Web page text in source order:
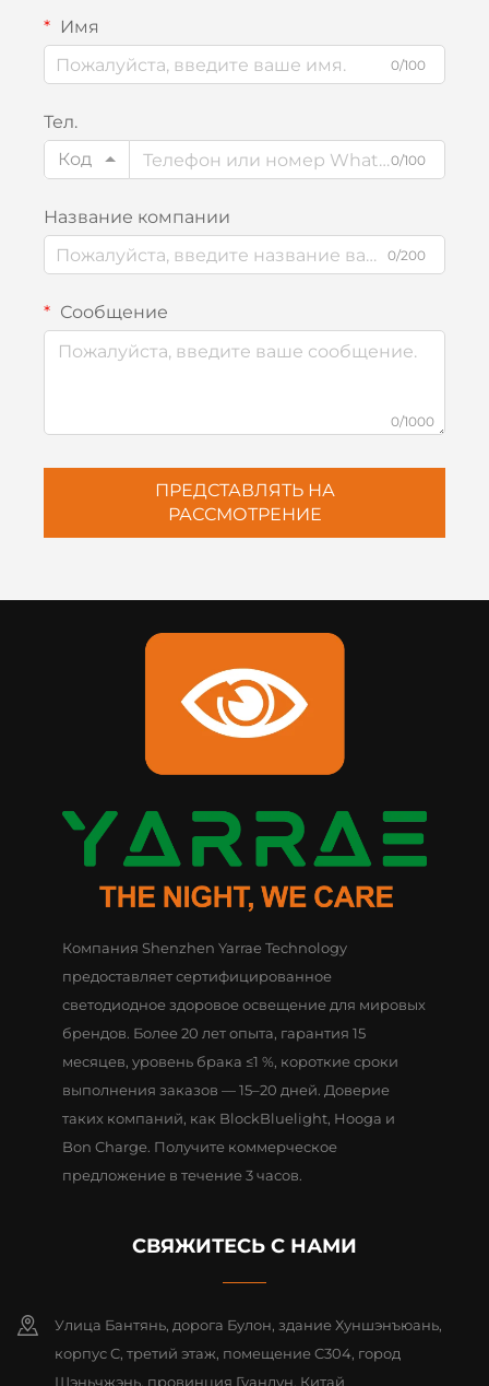
Имя
0/100
Тел.
Код
0/100
Название компании
0/200
Сообщение
0/1000
ПРЕДСТАВЛЯТЬ НА
РАССМОТРЕНИЕ
Компания Shenzhen Yarrae Technology
предоставляет сертифицированное
светодиодное здоровое освещение для мировых
брендов. Более 20 лет опыта, гарантия 15
месяцев, уровень брака ≤1 %, короткие сроки
выполнения заказов — 15–20 дней. Доверие
таких компаний, как BlockBluelight, Hooga и
Bon Charge. Получите коммерческое
предложение в течение 3 часов.
СВЯЖИТЕСЬ С НАМИ
Улица Бантянь, дорога Булон, здание Хуншэнъюань,
корпус C, третий этаж, помещение C304, город
Шэньчжэнь, провинция Гуандун, Китай